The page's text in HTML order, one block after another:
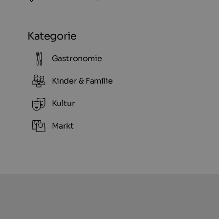
Kategorie
Gastronomie
Kinder & Familie
Kultur
Markt